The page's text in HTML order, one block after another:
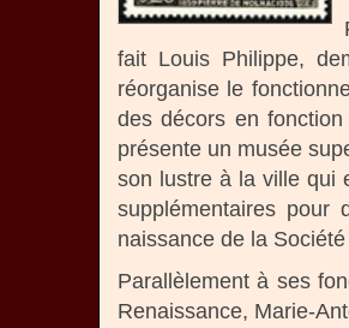
fait Louis Philippe,
réorganise le
des décors en
présente un musée
son lustre à la ville qui
supplémentaires pour
naissance de la
Parallèlement à ses
Renaissance, Marie-